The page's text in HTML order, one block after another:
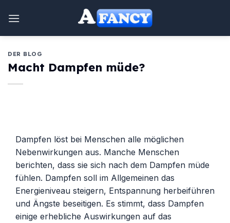
Inhalt
DER BLOG
Macht Dampfen müde?
Dampfen löst bei Menschen alle möglichen
Nebenwirkungen aus. Manche Menschen
berichten, dass sie sich nach dem Dampfen müde
fühlen. Dampfen soll im Allgemeinen das
Energieniveau steigern, Entspannung herbeiführen
und Ängste beseitigen. Es stimmt, dass Dampfen
einige erhebliche Auswirkungen auf das